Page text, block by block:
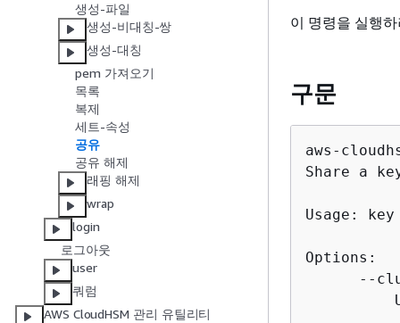
생성-파일
생성-비대칭-쌍
생성-대칭
pem 가져오기
목록
복제
세트-속성
공유
공유 해제
래핑 해제
wrap
login
로그아웃
user
쿼럼
AWS CloudHSM 관리 유틸리티
이 명령을 실행
구문
aws-
Share a
Usage:
Options:
--